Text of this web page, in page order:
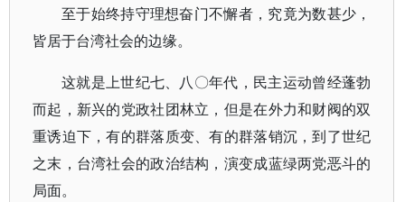
至于始终持守理想奋门不懈者，究竟为数甚少，
皆居于台湾社会的边缘。
这就是上世纪七、八〇年代，民主运动曾经蓬勃
而起，新兴的党政社团林立，但是在外力和财阀的双
重诱迫下，有的群落质变、有的群落销沉，到了世纪
之末，台湾社会的政治结构，演变成蓝绿两党恶斗的
局面。